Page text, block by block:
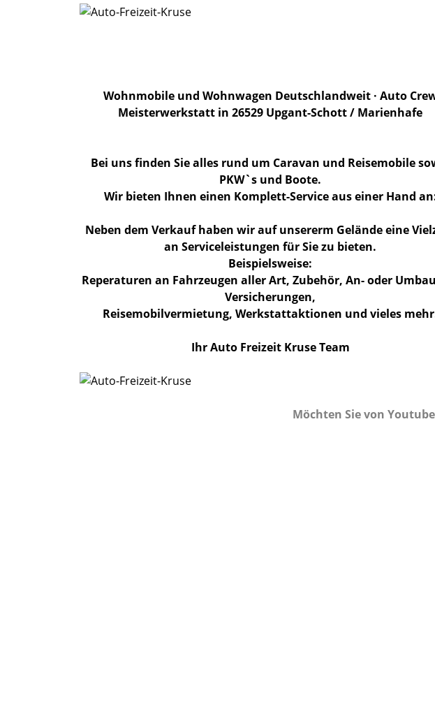
Wohnmobile und Wohnwagen Deutschlandweit · Auto
Meisterwerkstatt in 26529 Upgant-Schott / Marienhafe
Bei uns finden Sie alles rund um Caravan und Reisemobile
PKW`s und Boote.
Wir bieten Ihnen einen Komplett-Service aus einer Hand
Neben dem Verkauf haben wir auf unsererm Gelände eine
an Serviceleistungen für Sie zu bieten.
Beispielsweise:
Reperaturen an Fahrzeugen aller Art, Zubehör, An- oder
Versicherungen,
Reisemobilvermietung, Werkstattaktionen und vieles
Ihr Auto Freizeit Kruse Team
Möchten Sie von Youtube